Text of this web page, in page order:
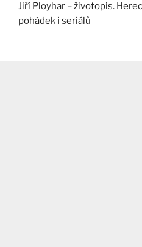
Jiří Ployhar – životopis.
pohádek i seriálů